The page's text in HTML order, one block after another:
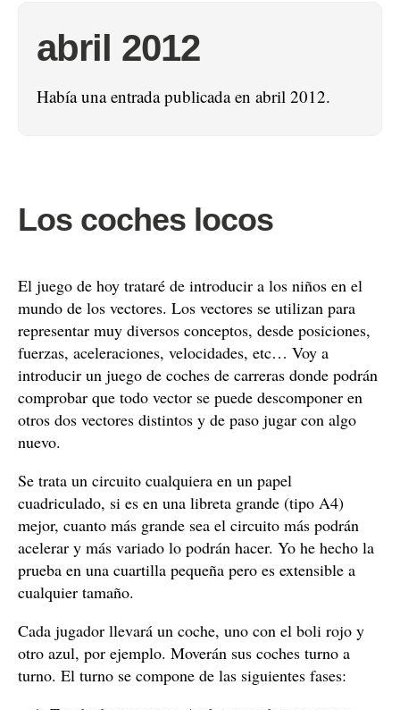
abril 2012
Había una entrada publicada en abril 2012.
Los coches locos
El juego de hoy trataré de introducir a los niños en el
mundo de los vectores. Los vectores se utilizan para
representar muy diversos conceptos, desde posiciones,
fuerzas, aceleraciones, velocidades, etc… Voy a
introducir un juego de coches de carreras donde podrán
comprobar que todo vector se puede descomponer en
otros dos vectores distintos y de paso jugar con algo
nuevo.
Se trata un circuito cualquiera en un papel
cuadriculado, si es en una libreta grande (tipo A4)
mejor, cuanto más grande sea el circuito más podrán
acelerar y más variado lo podrán hacer. Yo he hecho la
prueba en una cuartilla pequeña pero es extensible a
cualquier tamaño.
Cada jugador llevará un coche, uno con el boli rojo y
otro azul, por ejemplo. Moverán sus coches turno a
turno. El turno se compone de las siguientes fases: